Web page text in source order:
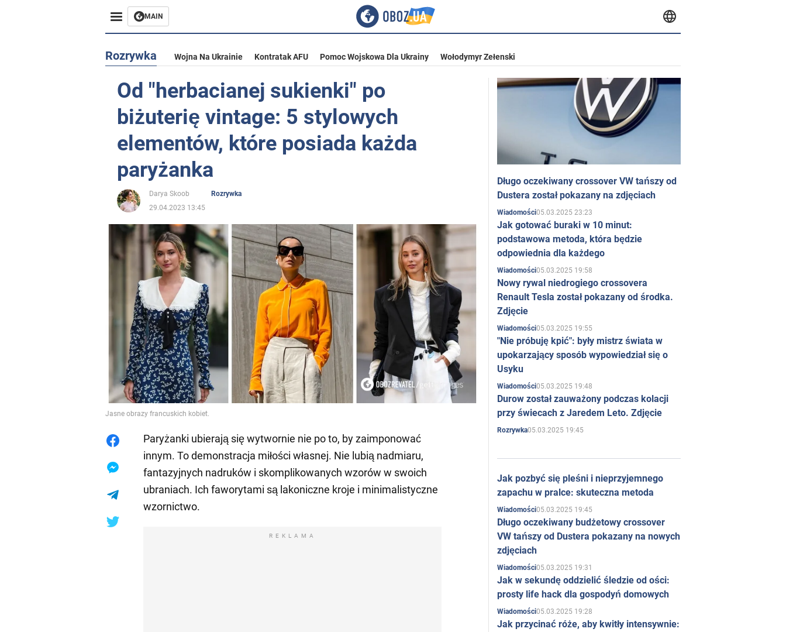
MAIN
Rozrywka Wojna Na Ukrainie Kontratak AFU Pomoc Wojskowa Dla Ukrainy Wołodymyr Zełenski
Od "herbacianej sukienki" po
biżuterię vintage: 5 stylowych
elementów, które posiada każda
paryżanka
Darya Skoob
Rozrywka
29.04.2023 13:45
Jasne obrazy francuskich kobiet.
Paryżanki ubierają się wytwornie nie po to, by zaimponować
innym. To demonstracja miłości własnej. Nie lubią nadmiaru,
fantazyjnych nadruków i skomplikowanych wzorów w swoich
ubraniach. Ich faworytami są lakoniczne kroje i minimalistyczne
wzornictwo.
REKLAMA
Długo oczekiwany crossover VW tańszy od
Dustera został pokazany na zdjęciach
Wiadomości05.03.2025 23:23
Jak gotować buraki w 10 minut:
podstawowa metoda, która będzie
odpowiednia dla każdego
Wiadomości05.03.2025 19:58
Nowy rywal niedrogiego crossovera
Renault Tesla został pokazany od środka.
Zdjęcie
Wiadomości05.03.2025 19:55
"Nie próbuję kpić": były mistrz świata w
upokarzający sposób wypowiedział się o
Usyku
Wiadomości05.03.2025 19:48
Durow został zauważony podczas kolacji
przy świecach z Jaredem Leto. Zdjęcie
Rozrywka05.03.2025 19:45
Jak pozbyć się pleśni i nieprzyjemnego
zapachu w pralce: skuteczna metoda
Wiadomości05.03.2025 19:45
Długo oczekiwany budżetowy crossover
VW tańszy od Dustera pokazany na nowych
zdjęciach
Wiadomości05.03.2025 19:31
Jak w sekundę oddzielić śledzie od ości:
prosty life hack dla gospodyń domowych
Wiadomości05.03.2025 19:28
Jak przycinać róże, aby kwitły intensywnie: